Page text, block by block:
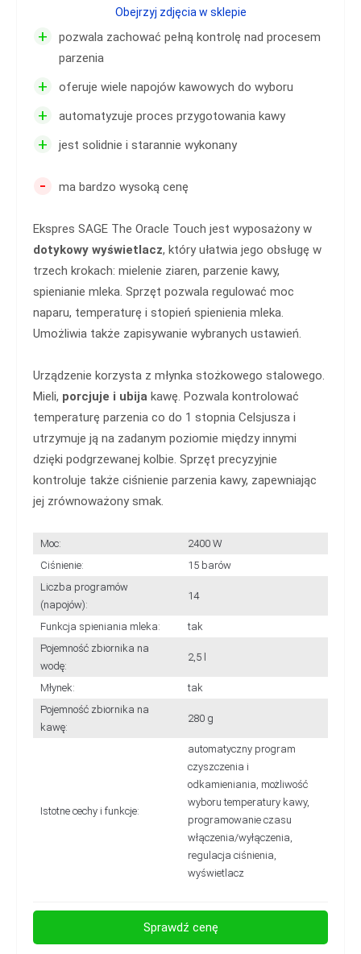
+
pozwala zachować pełną kontrolę nad procesem
parzenia
+ oferuje wiele napojów kawowych do wyboru
+ automatyzuje proces przygotowania kawy
+ jest solidnie i starannie wykonany
- ma bardzo wysoką cenę
Ekspres SAGE The Oracle Touch jest wyposażony w
dotykowy wyświetlacz, który ułatwia jego obsługę w
trzech krokach: mielenie ziaren, parzenie kawy,
spienianie mleka. Sprzęt pozwala regulować moc
naparu, temperaturę i stopień spienienia mleka.
Umożliwia także zapisywanie wybranych ustawień.
Urządzenie korzysta z młynka stożkowego stalowego.
Mieli, porcjuje i ubija kawę. Pozwala kontrolować
temperaturę parzenia co do 1 stopnia Celsjusza i
utrzymuje ją na zadanym poziomie między innymi
dzięki podgrzewanej kolbie. Sprzęt precyzyjnie
kontroluje także ciśnienie parzenia kawy, zapewniając
jej zrównoważony smak.
Moc:
2400 W
Ciśnienie:
15 barów
Liczba programów
(napojów):
14
Funkcja spieniania mleka:
tak
Pojemność zbiornika na
wodę:
2,5 l
Młynek:
tak
Pojemność zbiornika na
kawę:
280 g
Istotne cechy i funkcje:
automatyczny program
czyszczenia i
odkamieniania, możliwość
wyboru temperatury kawy,
programowanie czasu
włączenia/wyłączenia,
regulacja ciśnienia,
wyświetlacz
Obejrzyj zdjęcia w sklepie
Sprawdź cenę